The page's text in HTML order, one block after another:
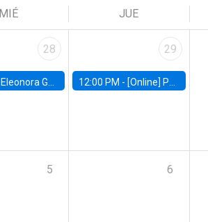
MIÉ JUE
28
Eleonora Guarnieri, Exeter University
29
12:00 PM - [Online] Pablo Slutzky, University of Maryland
5 6